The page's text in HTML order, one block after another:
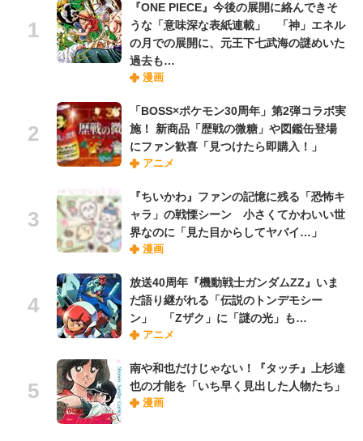
『ONE PIECE』今後の展開に絡んできそ
うな「意味深な表紙連載」 「神」エネル
の月での展開に、元王下七武海の謎めいた
過去も…
漫画
「BOSS×ポケモン30周年」第2弾コラボ実
施！ 新商品「歴戦の微糖」や図鑑缶登場
にファン歓喜「見つけたら即購入！」
アニメ
『ちいかわ』ファンの記憶に残る「恐怖キ
ャラ」の戦慄シーン 小さくてかわいい世
界なのに「見た目からしてヤバイ…」
漫画
放送40周年『機動戦士ガンダムZZ』いま
だ語り継がれる「伝説のトンデモシー
ン」 「Zザク」に「謎の光」も…
アニメ
南や和也だけじゃない！『タッチ』上杉達
也の才能を「いち早く見出した人物たち」
漫画